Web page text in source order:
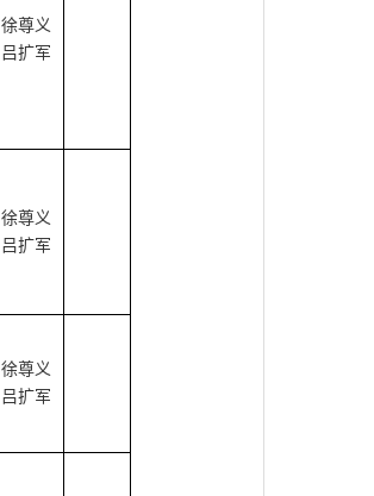
徐尊义
吕扩军
徐尊义
吕扩军
徐尊义
吕扩军